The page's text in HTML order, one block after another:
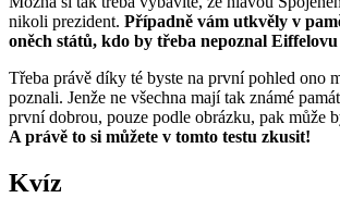
nikoli prezident. Případně vám utkvěly v
oněch států, kdo by třeba nepoznal
Třeba právě díky té byste na první pohled ono
poznali. Jenže ne všechna mají tak známé
první dobrou, pouze podle obrázku, pak může
A právě to si můžete v tomto testu zkusit!
Kvíz